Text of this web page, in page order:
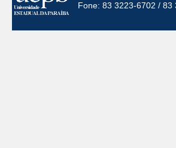
Fone: 83 3223-6702 / 83